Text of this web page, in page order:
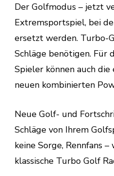
Der Golfmodus – jetzt
Extremsportspiel, bei
ersetzt werden. Turbo-
Schläge benötigen. Für
Spieler können auch
neuen kombinierten
Neue Golf- und
Schläge von Ihrem
keine Sorge, Rennfans
klassische Turbo Golf